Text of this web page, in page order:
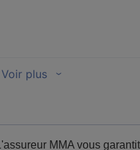
L'assureur MMA vous